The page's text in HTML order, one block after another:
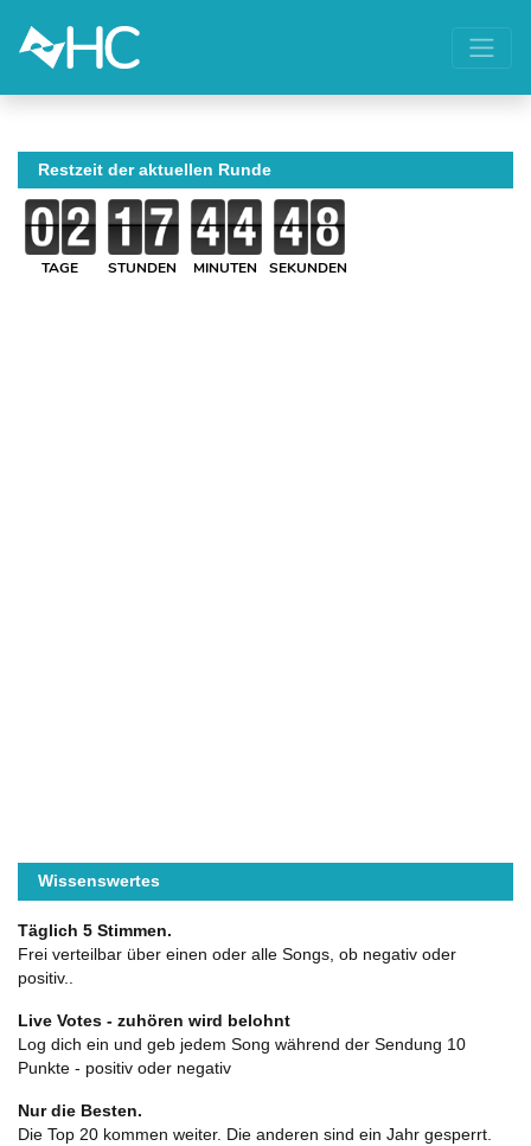
Restzeit der aktuellen Runde
TAGE STUNDEN MINUTEN SEKUNDEN
Wissenswertes
Täglich 5 Stimmen.
Frei verteilbar über einen oder alle Songs, ob negativ oder
positiv..
Live Votes - zuhören wird belohnt
Log dich ein und geb jedem Song während der Sendung 10
Punkte - positiv oder negativ
Nur die Besten.
Die Top 20 kommen weiter. Die anderen sind ein Jahr gesperrt.